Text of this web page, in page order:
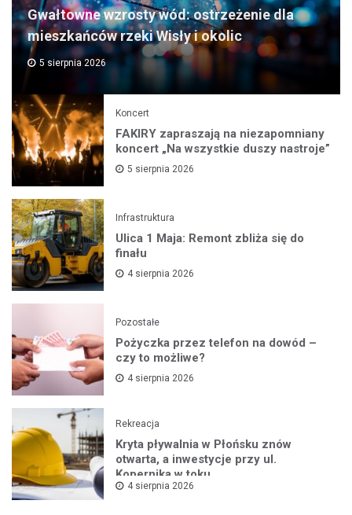
Gwałtowne wzrosty wód: ostrzeżenie dla
mieszkańców rzeki Wisły i okolic
5 sierpnia 2026
Koncert
FAKIRY zapraszają na niezapomniany
koncert „Na wszystkie duszy nastroje”
5 sierpnia 2026
Infrastruktura
Ulica 1 Maja: Remont zbliża się do
finału
4 sierpnia 2026
Pozostałe
Pożyczka przez telefon na dowód –
czy to możliwe?
4 sierpnia 2026
Rekreacja
Kryta pływalnia w Płońsku znów
otwarta, a inwestycje przy ul.
Kopernika w toku
4 sierpnia 2026